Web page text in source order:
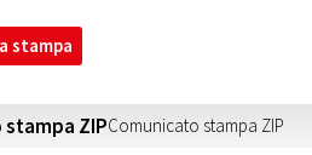
stampa
ZIPComunicato stampa ZIP